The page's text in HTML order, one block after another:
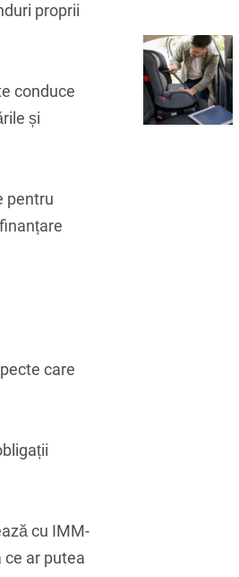
proprii
conduce
și
pentru
care
cu IMM-
ce ar putea